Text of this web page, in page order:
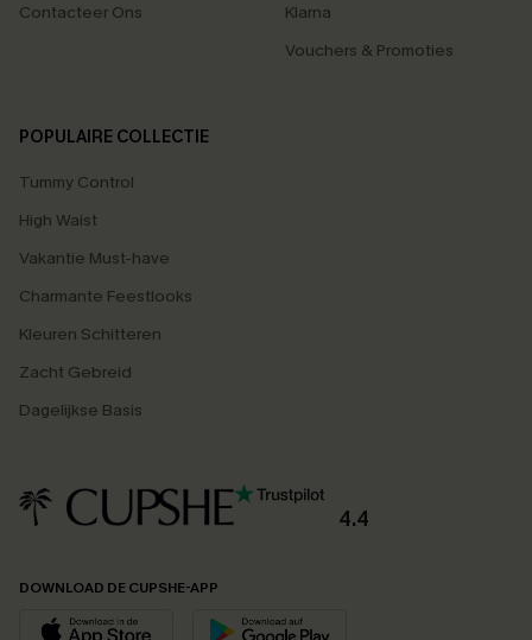
Contacteer Ons
Klarna
Vouchers & Promoties
POPULAIRE COLLECTIE
Tummy Control
High Waist
Vakantie Must-have
Charmante Feestlooks
Kleuren Schitteren
Zacht Gebreid
Dagelijkse Basis
4.4
DOWNLOAD DE CUPSHE-APP